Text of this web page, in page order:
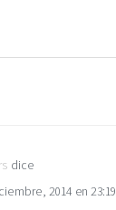
dice
2014 en 23:19